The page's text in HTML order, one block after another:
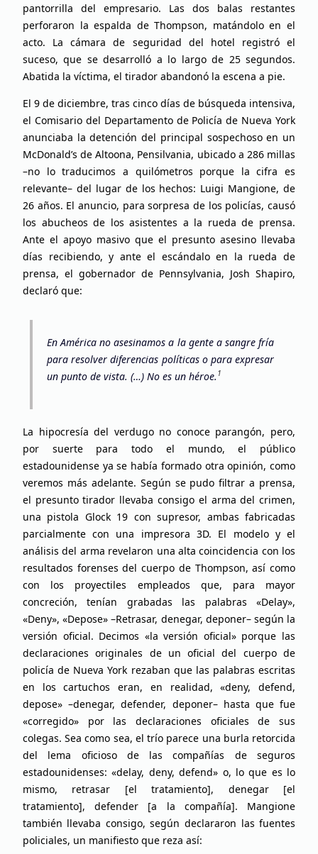
pantorrilla del empresario. Las dos balas restantes
perforaron la espalda de Thompson, matándolo en el
acto. La cámara de seguridad del hotel registró el
suceso, que se desarrolló a lo largo de 25 segundos.
Abatida la víctima, el tirador abandonó la escena a pie.
El 9 de diciembre, tras cinco días de búsqueda intensiva,
el Comisario del Departamento de Policía de Nueva York
anunciaba la detención del principal sospechoso en un
McDonald’s de Altoona, Pensilvania, ubicado a 286 millas
–no lo traducimos a quilómetros porque la cifra es
relevante– del lugar de los hechos: Luigi Mangione, de
26 años. El anuncio, para sorpresa de los policías, causó
los abucheos de los asistentes a la rueda de prensa.
Ante el apoyo masivo que el presunto asesino llevaba
días recibiendo, y ante el escándalo en la rueda de
prensa, el gobernador de Pennsylvania, Josh Shapiro,
declaró que:
En América no asesinamos a la gente a sangre fría
para resolver diferencias políticas o para expresar
un punto de vista. (…) No es un héroe. 1
La hipocresía del verdugo no conoce parangón, pero,
por suerte para todo el mundo, el público
estadounidense ya se había formado otra opinión, como
veremos más adelante. Según se pudo filtrar a prensa,
el presunto tirador llevaba consigo el arma del crimen,
una pistola Glock 19 con supresor, ambas fabricadas
parcialmente con una impresora 3D. El modelo y el
análisis del arma revelaron una alta coincidencia con los
resultados forenses del cuerpo de Thompson, así como
con los proyectiles empleados que, para mayor
concreción, tenían grabadas las palabras «Delay»,
«Deny», «Depose» –Retrasar, denegar, deponer– según la
versión oficial. Decimos «la versión oficial» porque las
declaraciones originales de un oficial del cuerpo de
policía de Nueva York rezaban que las palabras escritas
en los cartuchos eran, en realidad, «deny, defend,
depose» –denegar, defender, deponer– hasta que fue
«corregido» por las declaraciones oficiales de sus
colegas. Sea como sea, el trío parece una burla retorcida
del lema oficioso de las compañías de seguros
estadounidenses: «delay, deny, defend» o, lo que es lo
mismo, retrasar [el tratamiento], denegar [el
tratamiento], defender [a la compañía]. Mangione
también llevaba consigo, según declararon las fuentes
policiales, un manifiesto que reza así: